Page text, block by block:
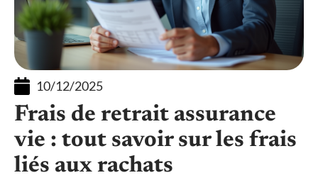
10/12/2025
Frais de retrait assurance
vie : tout savoir sur les frais
liés aux rachats